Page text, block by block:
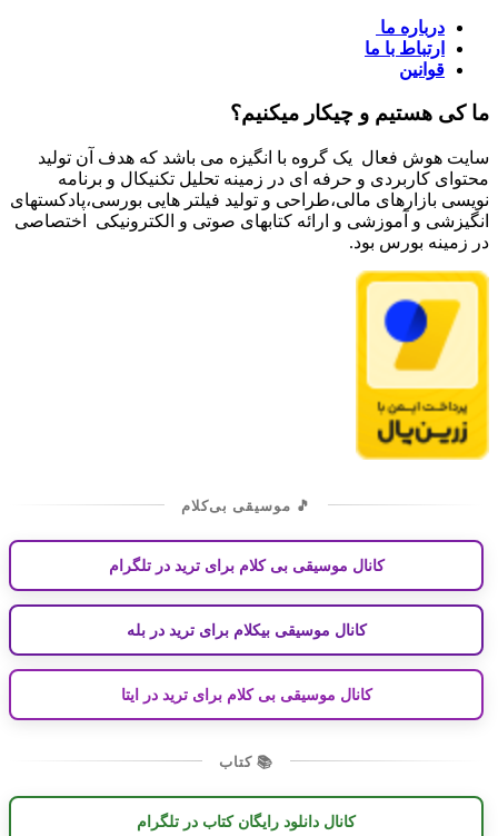
درباره ما
ارتباط با ما
قوانین
ما کی هستیم و چیکار میکنیم؟
سایت هوش فعال یک گروه با انگیزه می باشد که هدف آن تولید
محتوای کاربردی و حرفه ای در زمینه تحلیل تکنیکال و برنامه
نویسی بازارهای مالی،طراحی و تولید فیلتر هایی بورسی،پادکستهای
انگیزشی و آموزشی و ارائه کتابهای صوتی و الکترونیکی اختصاصی
در زمینه بورس بود.
🎵 موسیقی بی‌کلام
کانال موسیقی بی کلام برای ترید در تلگرام
کانال موسیقی بیکلام برای ترید در بله
کانال موسیقی بی کلام برای ترید در ایتا
📚 کتاب
کانال دانلود رایگان کتاب در تلگرام